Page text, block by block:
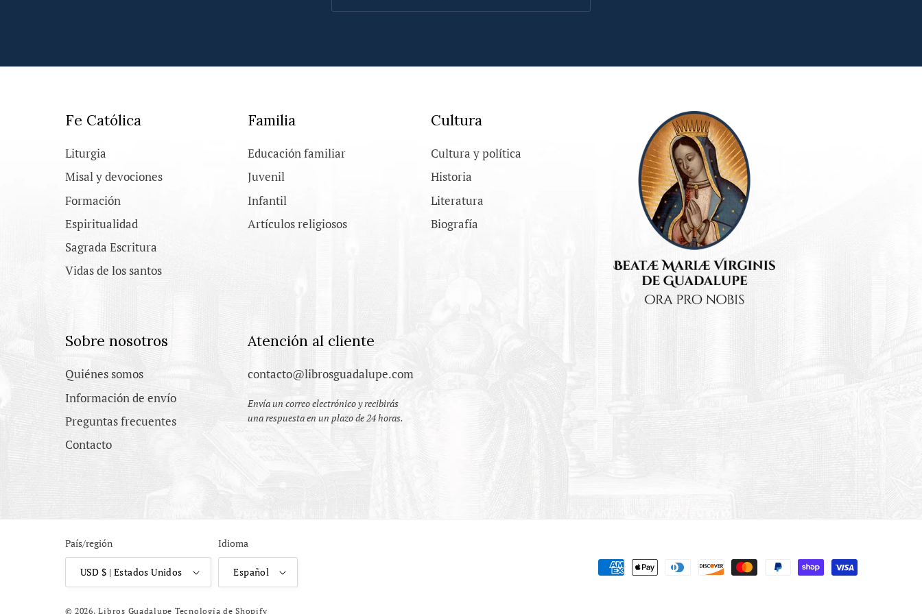
Fe Católica
Liturgia
Misal y devociones
Formación
Espiritualidad
Sagrada Escritura
Vidas de los santos
Familia
Educación familiar
Juvenil
Infantil
Artículos religiosos
Cultura
Cultura y política
Historia
Literatura
Biografía
Sobre nosotros
Quiénes somos
Información de envío
Preguntas frecuentes
Contacto
Atención al cliente
contacto@librosguadalupe.com
Envía un correo electrónico y recibirás
una respuesta en un plazo de 24 horas.
País/región
USD $ | Estados Unidos
Idioma
Español
Formas
© 2026,Libros Guadalupe Tecnología de Shopify